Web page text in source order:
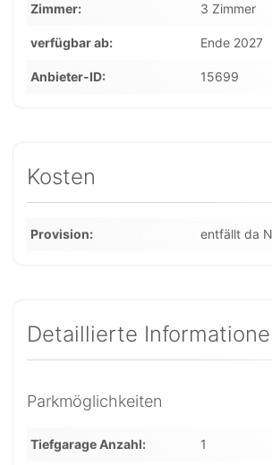
Zimmer 3 Zimmer
verfügbar ab Ende 2027
Anbieter-ID 15699
Kosten
Provision entfällt da
Detaillierte
Parkmöglichkeiten
Tiefgarage Anzahl 1